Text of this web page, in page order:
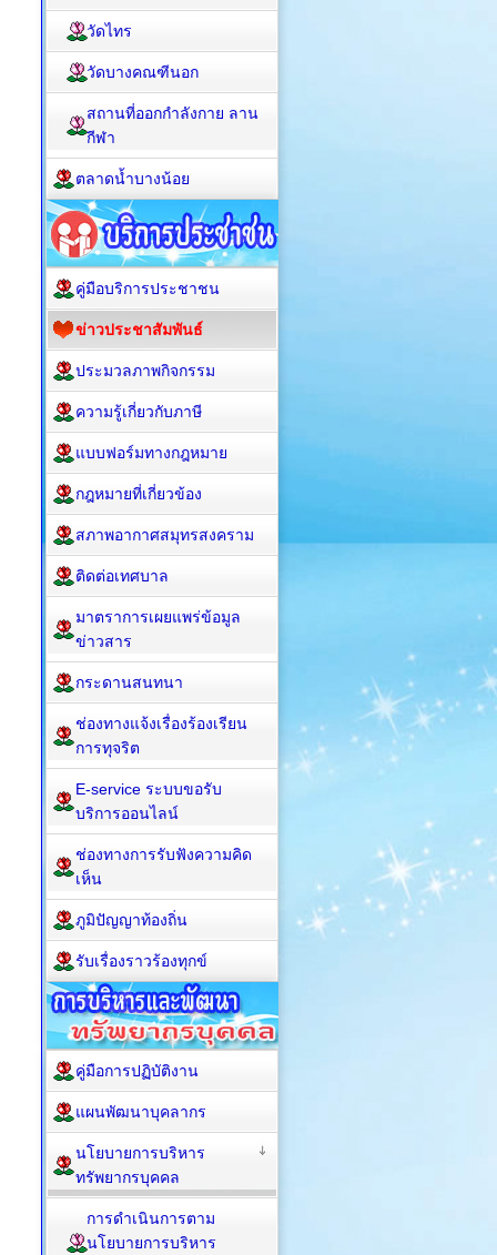
วัดไทร
วัดบางคณฑีนอก
สถานที่ออกกำลังกาย ลาน
กีฬา
ตลาดน้ำบางน้อย
คู่มือบริการประชาชน
ข่าวประชาสัมพันธ์
ประมวลภาพกิจกรรม
ความรู้เกี่ยวกับภาษี
แบบฟอร์มทางกฎหมาย
กฎหมาย​ที่เกี่ยวข้อง
สภาพอากาศสมุทรสงคราม
ติดต่อเทศบาล
มาตราการเผยแพร่ข้อมูล
ข่าวสาร
กระดานสนทนา
ช่องทางแจ้งเรื่องร้องเรียน
การทุจริต
E-service ระบบขอรับ
บริการออนไลน์
ช่องทางการรับฟังความคิด
เห็น
ภูมิปัญญาท้องถิ่น
รับเรื่องราวร้องทุกข์
คู่มือการปฏิบัติงาน
แผนพัฒนาบุคลากร
นโยบายการบริหาร
ทรัพยากรบุคคล
การดำเนินการตาม
นโยบายการบริหาร